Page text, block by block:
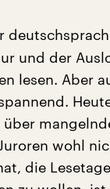
und der
lesen. Aber
wohl
die